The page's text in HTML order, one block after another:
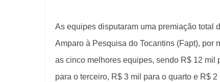
As equipes disputaram uma premiação total
Amparo à Pesquisa do Tocantins (Fapt), por
as cinco melhores equipes, sendo R$ 12 mil
para o terceiro, R$ 3 mil para o quarto e R$